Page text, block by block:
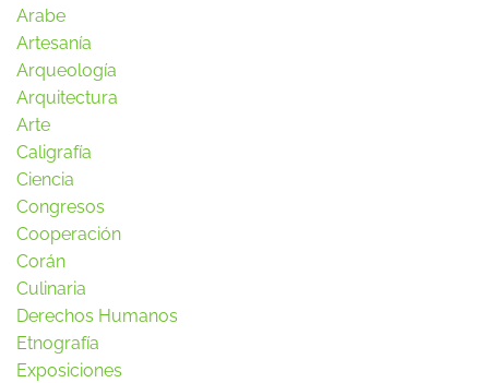
Arabe
Artesanía
Arqueología
Arquitectura
Arte
Caligrafía
Ciencia
Congresos
Cooperación
Corán
Culinaria
Derechos Humanos
Etnografía
Exposiciones